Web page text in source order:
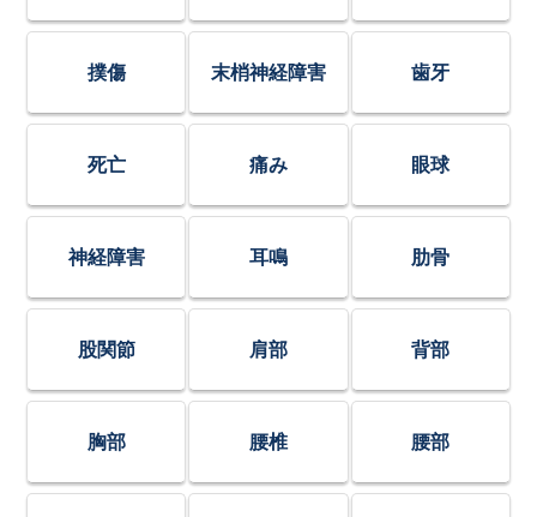
撲傷 末梢神経障害 歯牙
死亡 痛み 眼球
神経障害 耳鳴 肋骨
股関節 肩部 背部
胸部 腰椎 腰部